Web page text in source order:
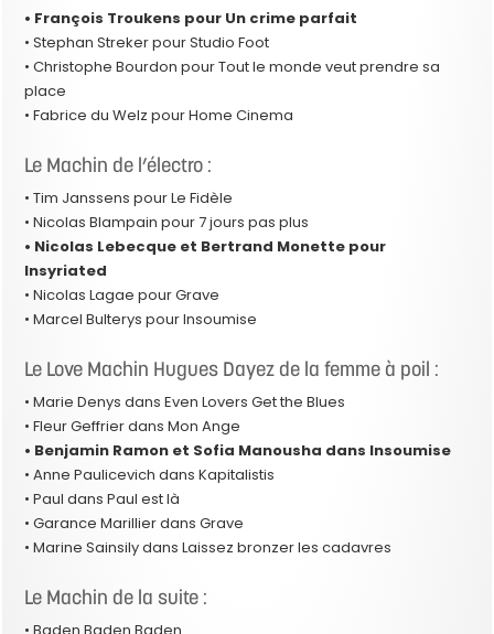
• François Troukens pour Un crime parfait
• Stephan Streker pour Studio Foot
• Christophe Bourdon pour Tout le monde veut prendre sa
place
• Fabrice du Welz pour Home Cinema
Le Machin de l’électro :
• Tim Janssens pour Le Fidèle
• Nicolas Blampain pour 7 jours pas plus
• Nicolas Lebecque et Bertrand Monette pour
Insyriated
• Nicolas Lagae pour Grave
• Marcel Bulterys pour Insoumise
Le Love Machin Hugues Dayez de la femme à poil :
• Marie Denys dans Even Lovers Get the Blues
• Fleur Geffrier dans Mon Ange
• Benjamin Ramon et Sofia Manousha dans Insoumise
• Anne Paulicevich dans Kapitalistis
• Paul dans Paul est là
• Garance Marillier dans Grave
• Marine Sainsily dans Laissez bronzer les cadavres
Le Machin de la suite :